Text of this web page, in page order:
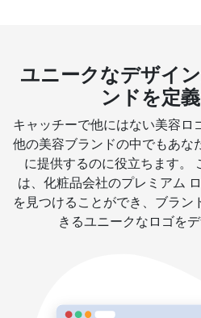
ユニークなデザイ
ンドを定
キャッチーで他にはない美容ロ
他の美容ブランドの中でもあな
に提供するのに役立ちます。
は、化粧品会社のプレミアム
を見つけることができ、ブラン
きるユニークなロゴを